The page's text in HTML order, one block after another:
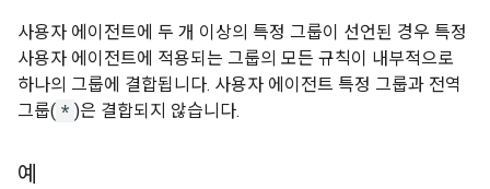
사용자 에이전트에 두 개 이상의 특정 그룹이 선언된 경우 특정
사용자 에이전트에 적용되는 그룹의 모든 규칙이 내부적으로
하나의 그룹에 결합됩니다. 사용자 에이전트 특정 그룹과 전역
그룹( * )은 결합되지 않습니다.
예